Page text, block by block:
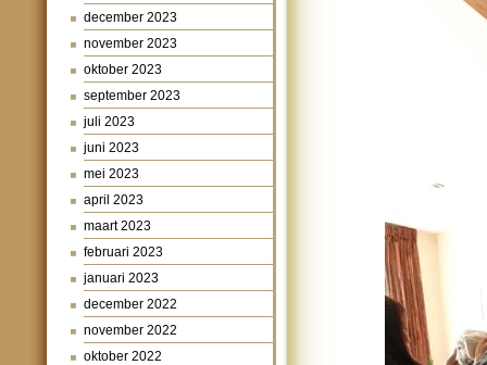
december 2023
november 2023
oktober 2023
september 2023
juli 2023
juni 2023
mei 2023
april 2023
maart 2023
februari 2023
januari 2023
december 2022
november 2022
oktober 2022